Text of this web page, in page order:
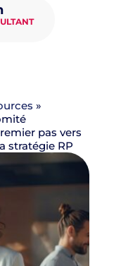
»
pas vers
stratégie RP